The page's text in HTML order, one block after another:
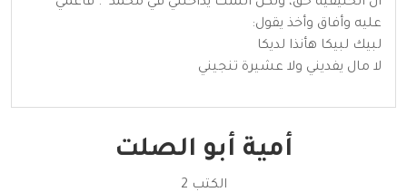
عليه وأفاق وأخذ يقول:
لبيك لبيكا هأنذا لديكا
لا مال يفديني ولا عشيرة تنجيني
أمية أبو الصلت
الكتب 2